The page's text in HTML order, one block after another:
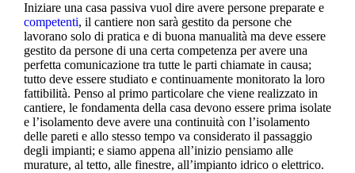
Iniziare una casa passiva vuol dire avere persone preparate e
competenti, il cantiere non sarà gestito da persone che
lavorano solo di pratica e di buona manualità ma deve essere
gestito da persone di una certa competenza per avere una
perfetta comunicazione tra tutte le parti chiamate in causa;
tutto deve essere studiato e continuamente monitorato la loro
fattibilità. Penso al primo particolare che viene realizzato in
cantiere, le fondamenta della casa devono essere prima isolate
e l’isolamento deve avere una continuità con l’isolamento
delle pareti e allo stesso tempo va considerato il passaggio
degli impianti; e siamo appena all’inizio pensiamo alle
murature, al tetto, alle finestre, all’impianto idrico o elettrico.